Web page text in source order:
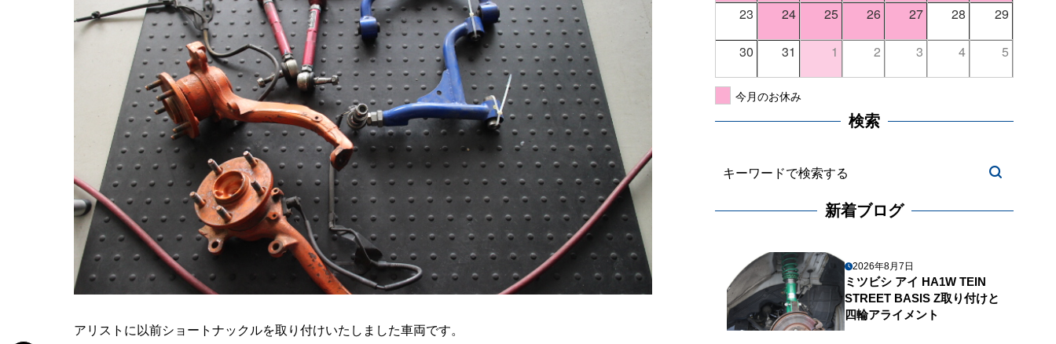
アリストに以前ショートナックルを取り付けいたしました車両です。
23 24 25 26 27 28 29
30 31 1 2 3 4 5
今月のお休み
検索
新着ブログ
2026年8月7日
ミツビシ アイ HA1W TEIN
STREET BASIS Z取り付けと
四輪アライメント